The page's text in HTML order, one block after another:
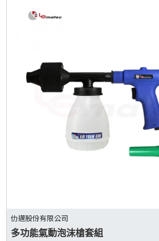
仂邁股份有限公司
多功能氣動泡沫槍套組